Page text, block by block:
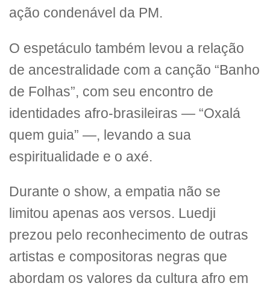
ação condenável da PM.
O espetáculo também levou a relação
de ancestralidade com a canção “Banho
de Folhas”, com seu encontro de
identidades afro-brasileiras — “Oxalá
quem guia” —, levando a sua
espiritualidade e o axé.
Durante o show, a empatia não se
limitou apenas aos versos. Luedji
prezou pelo reconhecimento de outras
artistas e compositoras negras que
abordam os valores da cultura afro em